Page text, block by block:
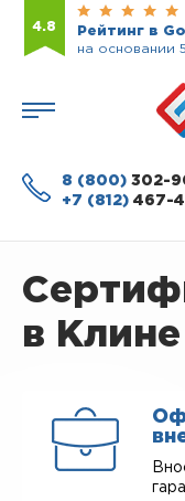
4.8
Рейтинг в
на основании
8 (800) 302-
+7 (812) 467-
в Клине